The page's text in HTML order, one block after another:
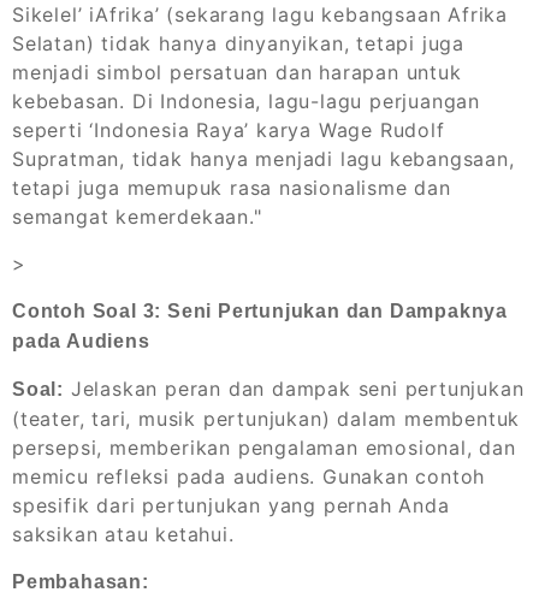
Sikelel’ iAfrika’ (sekarang lagu kebangsaan Afrika
Selatan) tidak hanya dinyanyikan, tetapi juga
menjadi simbol persatuan dan harapan untuk
kebebasan. Di Indonesia, lagu-lagu perjuangan
seperti ‘Indonesia Raya’ karya Wage Rudolf
Supratman, tidak hanya menjadi lagu kebangsaan,
tetapi juga memupuk rasa nasionalisme dan
semangat kemerdekaan."
>
Contoh Soal 3: Seni Pertunjukan dan Dampaknya
pada Audiens
Soal: Jelaskan peran dan dampak seni pertunjukan
(teater, tari, musik pertunjukan) dalam membentuk
persepsi, memberikan pengalaman emosional, dan
memicu refleksi pada audiens. Gunakan contoh
spesifik dari pertunjukan yang pernah Anda
saksikan atau ketahui.
Pembahasan: